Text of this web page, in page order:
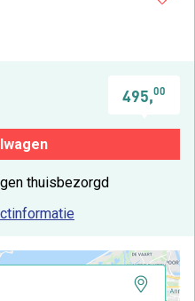
495,00
thuisbezorgd